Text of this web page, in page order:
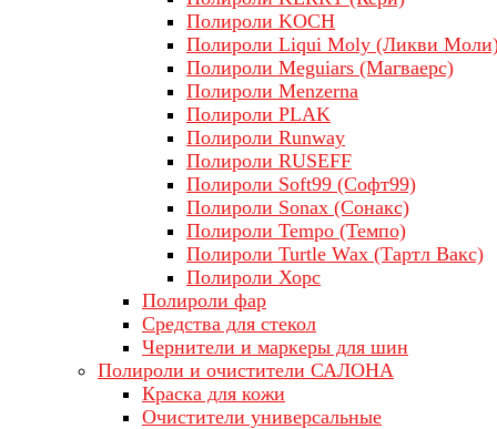
Полироли KOCH
Полироли Liqui Moly (Ликви
Полироли Meguiars (Магваерс)
Полироли Menzerna
Полироли PLAK
Полироли Runway
Полироли RUSEFF
Полироли Soft99 (Софт99)
Полироли Sonax (Сонакс)
Полироли Tempo (Темпо)
Полироли Turtle Wax (Тартл Вакс)
Полироли Хорс
Полироли фар
Средства для стекол
Чернители и маркеры для шин
Полироли и очистители САЛОНА
Краска для кожи
Очистители универсальные